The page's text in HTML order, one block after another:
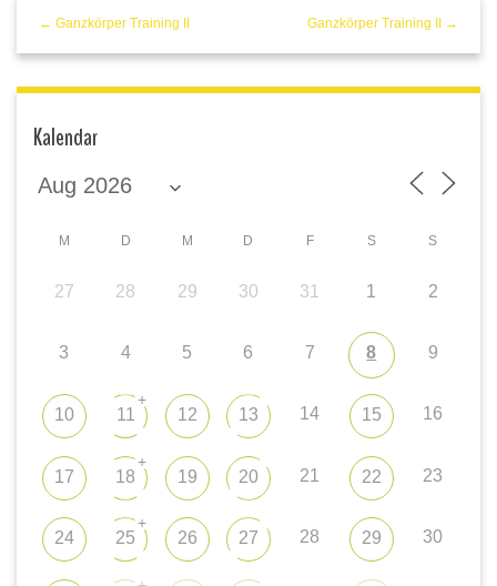
← Ganzkörper Training II Ganzkörper Training II →
Kalendar
M D M D F S S
27 28 29 30 31 1 2
3 4 5 6 7 8 9
10 11
+
12 13 14 15 16
17 18
+
19 20 21 22 23
24 25
+
26 27 28 29 30